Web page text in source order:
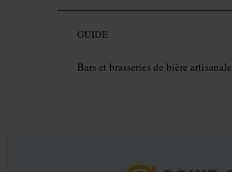
GUIDE
Bars et brasseries de bière artisanale